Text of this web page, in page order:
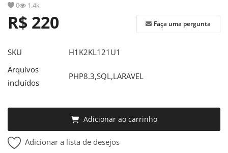
0 1.4k
R$ 220 Faça uma pergunta
SKU
H1K2KL121U1
Arquivos
incluídos
PHP8.3,SQL,LARAVEL
Adicionar ao carrinho
Adicionar a lista de desejos